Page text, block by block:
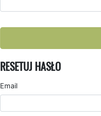
RESETUJ HASŁO
Email